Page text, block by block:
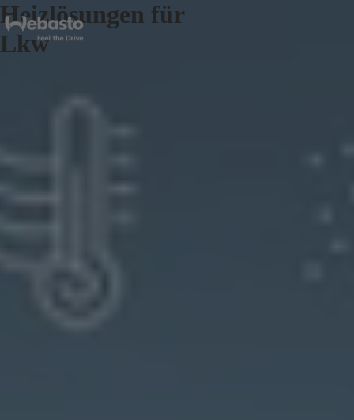
Heizlösungen für
Lkw